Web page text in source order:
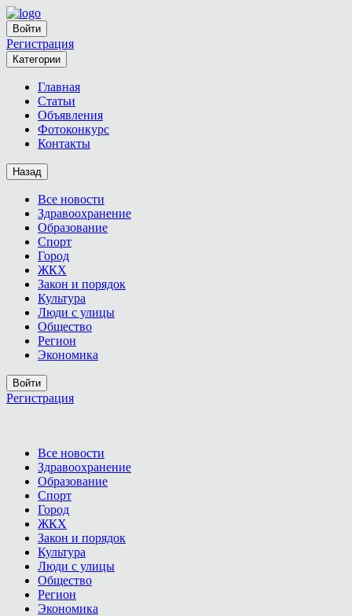
Войти
Регистрация
Категории
Главная
Статьи
Объявления
Фотоконкурс
Контакты
Назад
Все новости
Здравоохранение
Образование
Спорт
Город
ЖКХ
Закон и порядок
Культура
Люди с улицы
Общество
Регион
Экономика
Войти
Регистрация
Все новости
Здравоохранение
Образование
Спорт
Город
ЖКХ
Закон и порядок
Культура
Люди с улицы
Общество
Регион
Экономика